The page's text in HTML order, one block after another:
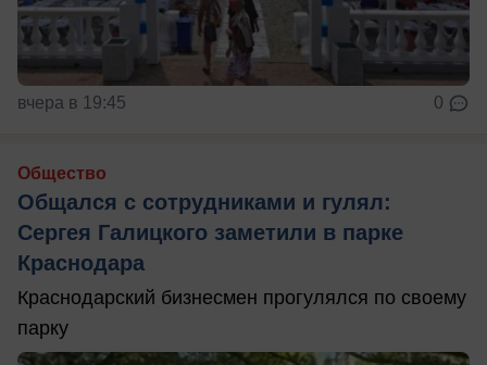
вчера в 19:45 0
Общество
Общался с сотрудниками и гулял:
Сергея Галицкого заметили в парке
Краснодара
Краснодарский бизнесмен прогулялся по своему
парку